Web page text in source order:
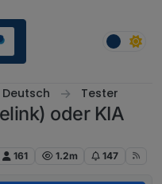
Deutsch Tester
oder KIA
161 1.2m 147